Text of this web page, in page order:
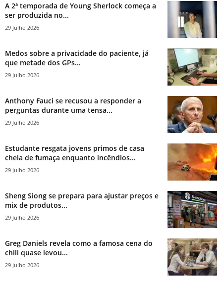
A 2ª temporada de Young Sherlock começa a
ser produzida no...
29 Julho 2026
Medos sobre a privacidade do paciente, já
que metade dos GPs...
29 Julho 2026
Anthony Fauci se recusou a responder a
perguntas durante uma tensa...
29 Julho 2026
Estudante resgata jovens primos de casa
cheia de fumaça enquanto incêndios...
29 Julho 2026
Sheng Siong se prepara para ajustar preços e
mix de produtos...
29 Julho 2026
Greg Daniels revela como a famosa cena do
chili quase levou...
29 Julho 2026